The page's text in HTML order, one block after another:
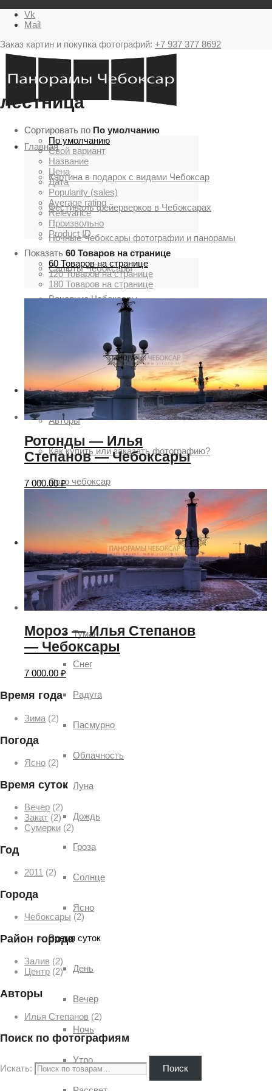
Vk
Mail
Заказ картин и покупка фотографий: +7 937 377 8692
Главная
Картина в подарок с видами Чебоксар
Фестиваль фейерверков в Чебоксарах
Ночные Чебоксары фотографии и панорамы
Салюты Чебоксары
Вечерние Чебоксары
Чебоксарский залив
О нас
Авторы
Как купить или заказать фотографию?
Фото чебоксар
Фото Чебоксар, Новочебоксарска и окрестностей
Каталог фотографий ЧебоксарЛучшие фотографии
Чебоксар и окрестностей по временам года
Погода
Туман
Снег
Радуга
Пасмурно
Облачность
Луна
Дождь
Гроза
Солнце
Ясно
Время суток
День
Вечер
Ночь
Утро
лестница
Сортировать по По умолчанию
По умолчанию
Свой вариант
Название
Цена
Дата
Popularity (sales)
Average rating
Relevance
Произвольно
Product ID
Показать 60 Товаров на странице
60 Товаров на странице
120 Товаров на странице
180 Товаров на странице
Ротонды — Илья
Степанов — Чебоксары
7 000.00₽
Мороз — Илья Степанов
— Чебоксары
7 000.00 ₽
Время года
Зима (2)
Погода
Ясно (2)
Время суток
Вечер (2)
Закат (2)
Сумерки (2)
Год
2011 (2)
Города
Чебоксары (2)
Район города
Залив (2)
Центр (2)
Авторы
Илья Степанов (2)
Поиск по фотографиям
Искать: Поиск